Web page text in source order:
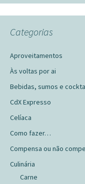
Categorias
Aproveitamentos
Às voltas por ai
Bebidas, sumos e
CdX Expresso
Celíaca
Como fazer…
Compensa ou não
Culinária
Carne